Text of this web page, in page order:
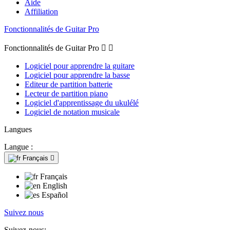
Aide
Affiliation
Fonctionnalités de Guitar Pro
Fonctionnalités de Guitar Pro  
Logiciel pour apprendre la guitare
Logiciel pour apprendre la basse
Editeur de partition batterie
Lecteur de partition piano
Logiciel d'apprentissage du ukulélé
Logiciel de notation musicale
Langues
Langue :
Français 
Français
English
Español
Suivez nous